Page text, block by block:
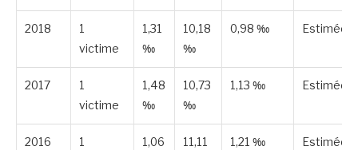
2018
1
victime
1,31
‰
10,18
‰
0,98 ‰ Estimée
2017
1
victime
1,48
‰
10,73
‰
1,13 ‰ Estimée
2016
1
1,06
11,11
1,21 ‰ Estimée